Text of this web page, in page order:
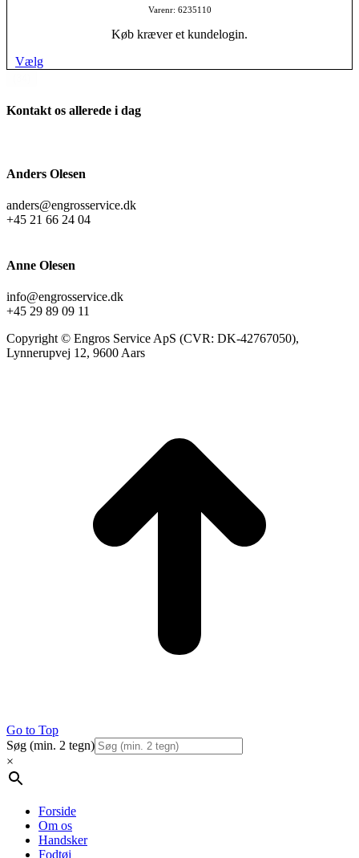
Varenr: 6235110
Køb kræver et kundelogin.
Vælg
Kontakt os allerede i dag
Anders Olesen
anders@engrosservice.dk
+45 21 66 24 04
Anne Olesen
info@engrosservice.dk
+45 29 89 09 11
Copyright © Engros Service ApS (CVR: DK-42767050),
Lynnerupvej 12, 9600 Aars
Go to Top
Søg (min. 2 tegn)
×
Forside
Om os
Handsker
Fodtøj